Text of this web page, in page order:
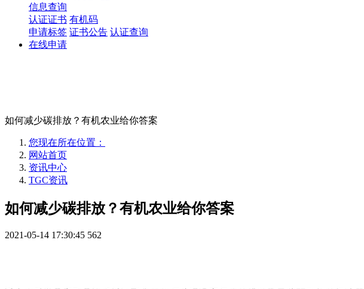
信息查询
认证证书 有机码
申请标签 证书公告 认证查询
在线申请
如何减少碳排放？有机农业给你答案
您现在所在位置：
网站首页
资讯中心
TGC资讯
如何减少碳排放？有机农业给你答案
2021-05-14 17:30:45 562